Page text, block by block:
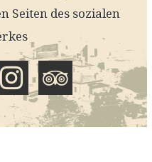
Seiten des sozialen